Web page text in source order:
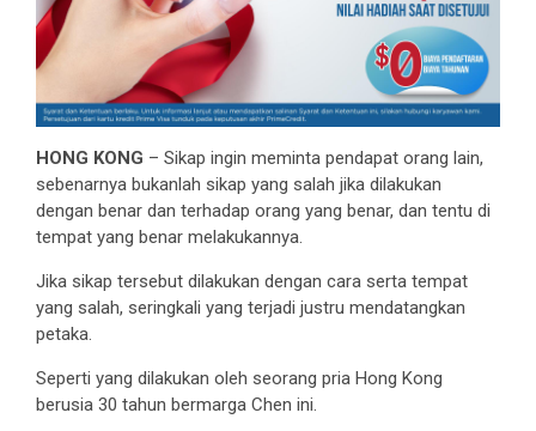
HONG KONG – Sikap ingin meminta pendapat orang lain,
sebenarnya bukanlah sikap yang salah jika dilakukan
dengan benar dan terhadap orang yang benar, dan tentu di
tempat yang benar melakukannya.
Jika sikap tersebut dilakukan dengan cara serta tempat
yang salah, seringkali yang terjadi justru mendatangkan
petaka.
Seperti yang dilakukan oleh seorang pria Hong Kong
berusia 30 tahun bermarga Chen ini.